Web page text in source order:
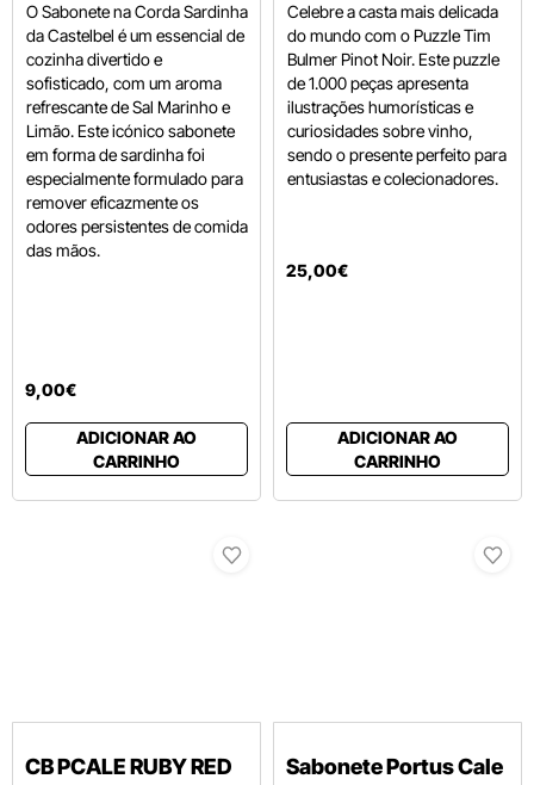
O Sabonete na Corda Sardinha
da Castelbel é um essencial de
cozinha divertido e
sofisticado, com um aroma
refrescante de Sal Marinho e
Limão. Este icónico sabonete
em forma de sardinha foi
especialmente formulado para
remover eficazmente os
odores persistentes de comida
das mãos.
9,00€
ADICIONAR AO
CARRINHO
Celebre a casta mais delicada
do mundo com o Puzzle Tim
Bulmer Pinot Noir. Este puzzle
de 1.000 peças apresenta
ilustrações humorísticas e
curiosidades sobre vinho,
sendo o presente perfeito para
entusiastas e colecionadores.
25,00€
ADICIONAR AO
CARRINHO
CB PCALE RUBY RED
Sabonete Portus Cale